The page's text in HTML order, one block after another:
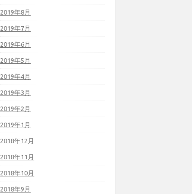
2019年8月
2019年7月
2019年6月
2019年5月
2019年4月
2019年3月
2019年2月
2019年1月
2018年12月
2018年11月
2018年10月
2018年9月